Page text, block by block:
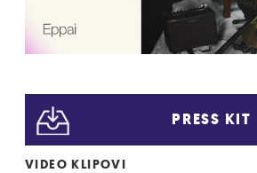
PRESS KIT
VIDEO KLIPOVI